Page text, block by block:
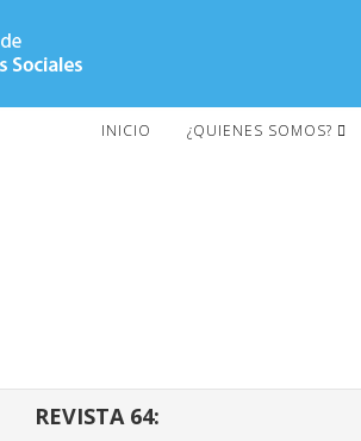
INICIO ¿QUIENES SOMOS?
REVISTA 64: